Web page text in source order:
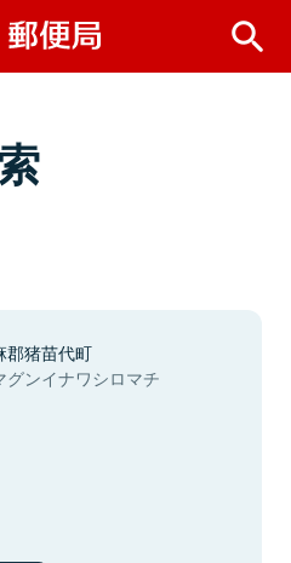
郡猪苗代町
グンイナワシロマチ